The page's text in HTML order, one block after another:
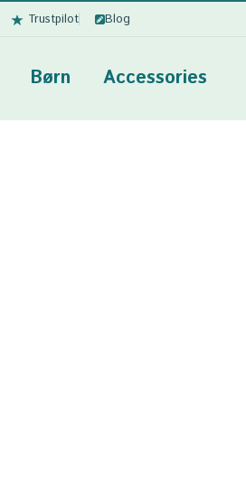
Trustpilot Blog
Børn Accessories